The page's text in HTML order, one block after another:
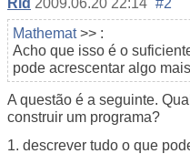
Rid 2009.06.20 22:14 #2
Mathemat>> :
Acho que isso é o
pode acrescentar algo
A questão é a seguinte.
construir um programa?
1. descrever tudo o que